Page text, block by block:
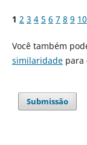
1 2 3 4 5 6 7 8 9 10
Você também
similaridadepara
Submissão